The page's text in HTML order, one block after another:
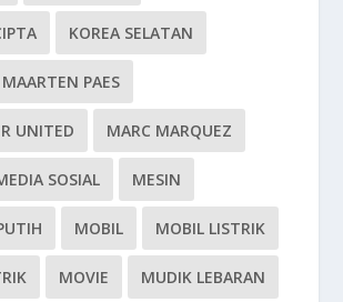
KOREA SELATAN
MAARTEN PAES
UNITED MARC MARQUEZ
SOSIAL MESIN
MOBIL MOBIL LISTRIK
MOVIE MUDIK LEBARAN